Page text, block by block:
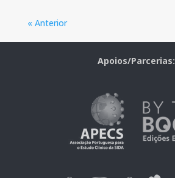
« Anterior
Apoios/Parcerias: